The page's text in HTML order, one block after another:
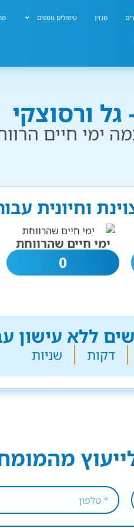
מגזין טיפולים נוספים
ורסוצקי
ימי חיים
וחיונית
ימי חיים שהרווחת
0
ללא עישון
דקות שניות